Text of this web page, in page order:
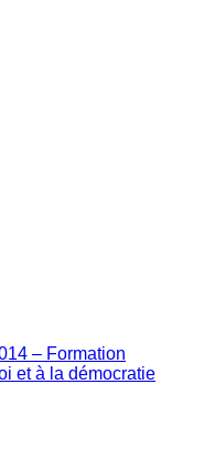
– Formation
et à la démocratie